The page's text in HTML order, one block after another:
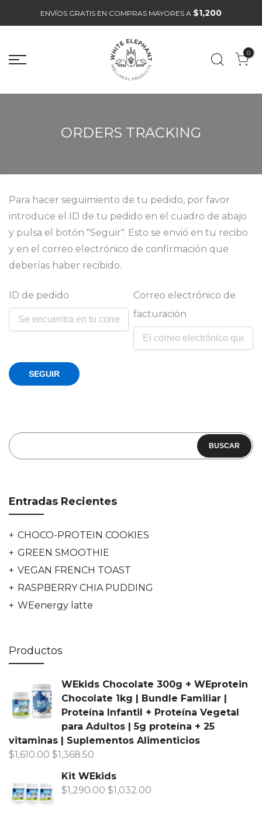
ENVÍOS GRATIS EN COMPRAS MAYORES A $1,200
0
ORDERS TRACKING
Para hacer seguimiento de tu pedido, por favor
introduce el ID de tu pedido en el cuadro de abajo
y pulsa el botón "Seguir". Esto se envió en tu recibo
y en el correo electrónico de confirmación que
deberías haber recibido.
ID de pedido
Correo electrónico de
facturación
SEGUIR
BUSCAR
Entradas Recientes
CHOCO-PROTEIN COOKIES
GREEN SMOOTHIE
VEGAN FRENCH TOAST
RASPBERRY CHIA PUDDING
WEenergy latte
Productos
WEkids Chocolate 300g + WEprotein
Chocolate 1kg | Bundle Familiar |
Proteína Infantil + Proteína Vegetal
para Adultos | 5g proteína + 25
vitaminas | Suplementos Alimenticios
$1,610.00 $1,368.50
Kit WEkids
$1,290.00 $1,032.00